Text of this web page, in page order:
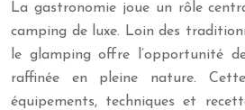
La gastronomie joue un rôle
camping de luxe. Loin des
le glamping offre l’opportunité
raffinée en pleine nature.
équipements, techniques et